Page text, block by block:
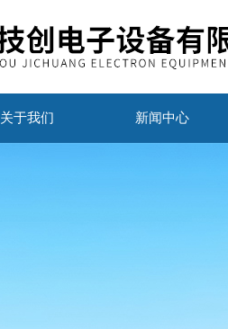
关于我们 新闻中心